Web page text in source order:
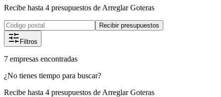
Recibe hasta 4 presupuestos de Arreglar Goteras
Recibir presupuestos
Filtros
7 empresas encontradas
¿No tienes tiempo para buscar?
Recibe hasta 4 presupuestos de Arreglar Goteras